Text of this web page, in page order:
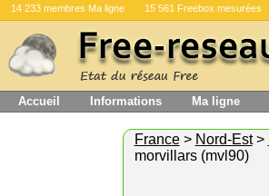
14 233 membres Ma ligne 15 561 Freebox mesurées
Accueil Informations Ma ligne
France> Nord-Est>
morvillars (mvl90)